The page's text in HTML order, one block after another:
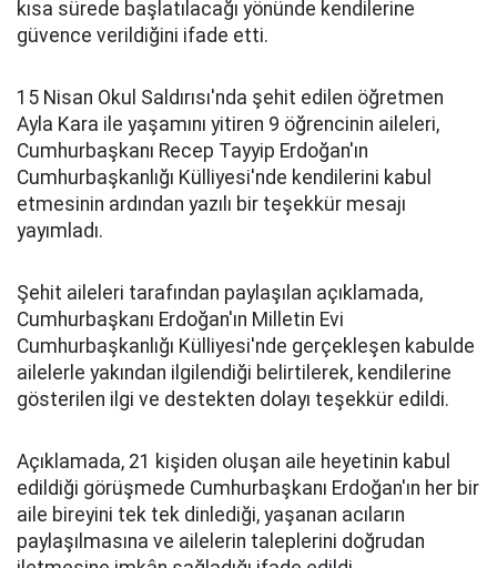
kısa sürede başlatılacağı yönünde kendilerine
güvence verildiğini ifade etti.
15 Nisan Okul Saldırısı'nda şehit edilen öğretmen
Ayla Kara ile yaşamını yitiren 9 öğrencinin aileleri,
Cumhurbaşkanı Recep Tayyip Erdoğan'ın
Cumhurbaşkanlığı Külliyesi'nde kendilerini kabul
etmesinin ardından yazılı bir teşekkür mesajı
yayımladı.
Şehit aileleri tarafından paylaşılan açıklamada,
Cumhurbaşkanı Erdoğan'ın Milletin Evi
Cumhurbaşkanlığı Külliyesi'nde gerçekleşen kabulde
ailelerle yakından ilgilendiği belirtilerek, kendilerine
gösterilen ilgi ve destekten dolayı teşekkür edildi.
Açıklamada, 21 kişiden oluşan aile heyetinin kabul
edildiği görüşmede Cumhurbaşkanı Erdoğan'ın her bir
aile bireyini tek tek dinlediği, yaşanan acıların
paylaşılmasına ve ailelerin taleplerini doğrudan